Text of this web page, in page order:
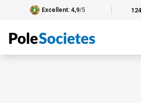
Excellent: 4,9/5